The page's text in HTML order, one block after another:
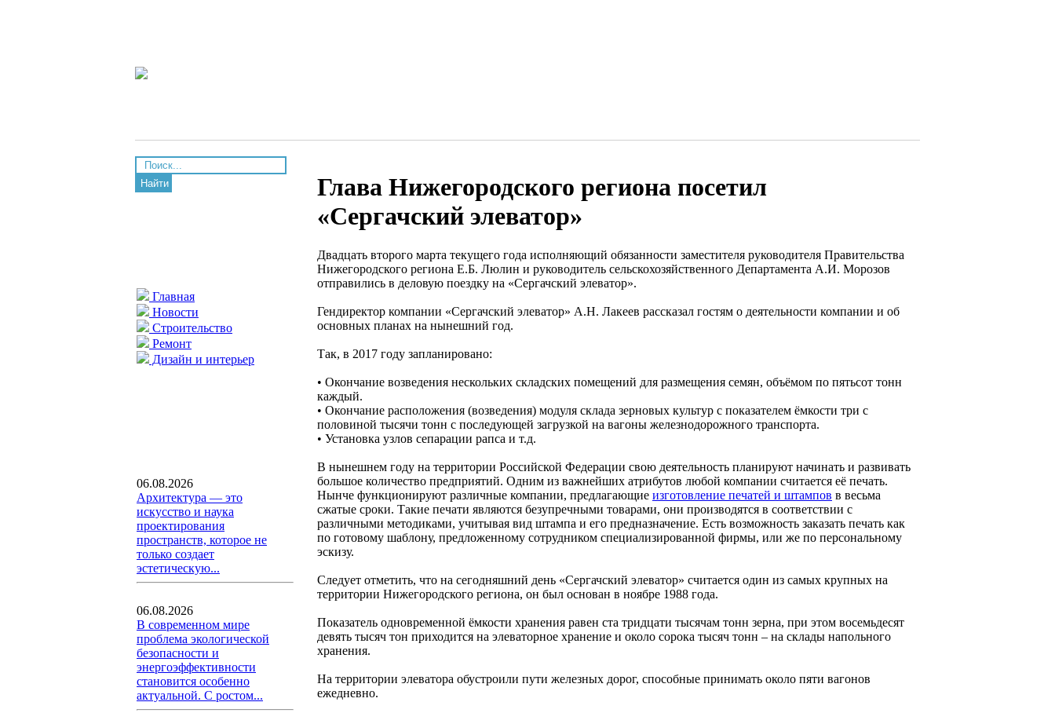
Найти
Главная
Новости
Строительство
Ремонт
Дизайн и интерьер
06.08.2026
Архитектура — это
искусство и наука
проектирования
пространств, которое не
только создает
эстетическую...
06.08.2026
В современном мире
проблема экологической
безопасности и
энергоэффективности
становится особенно
актуальной. С ростом...
Глава Нижегородского региона посетил
«Сергачский элеватор»
Двадцать второго марта текущего года исполняющий обязанности заместителя руководителя Правительства
Нижегородского региона Е.Б. Люлин и руководитель сельскохозяйственного Департамента А.И. Морозов
отправились в деловую поездку на «Сергачский элеватор».
Гендиректор компании «Сергачский элеватор» А.Н. Лакеев рассказал гостям о деятельности компании и об
основных планах на нынешний год.
Так, в 2017 году запланировано:
• Окончание возведения нескольких складских помещений для размещения семян, объёмом по пятьсот тонн
каждый.
• Окончание расположения (возведения) модуля склада зерновых культур с показателем ёмкости три с
половиной тысячи тонн с последующей загрузкой на вагоны железнодорожного транспорта.
• Установка узлов сепарации рапса и т.д.
В нынешнем году на территории Российской Федерации свою деятельность планируют начинать и развивать
большое количество предприятий. Одним из важнейших атрибутов любой компании считается её печать.
Нынче функционируют различные компании, предлагающие изготовление печатей и штампов в весьма
сжатые сроки. Такие печати являются безупречными товарами, они производятся в соответствии с
различными методиками, учитывая вид штампа и его предназначение. Есть возможность заказать печать как
по готовому шаблону, предложенному сотрудником специализированной фирмы, или же по персональному
эскизу.
Следует отметить, что на сегодняшний день «Сергачский элеватор» считается один из самых крупных на
территории Нижегородского региона, он был основан в ноябре 1988 года.
Показатель одновременной ёмкости хранения равен ста тридцати тысячам тонн зерна, при этом восемьдесят
девять тысяч тон приходится на элеваторное хранение и около сорока тысяч тонн – на склады напольного
хранения.
На территории элеватора обустроили пути железных дорог, способные принимать около пяти вагонов
ежедневно.